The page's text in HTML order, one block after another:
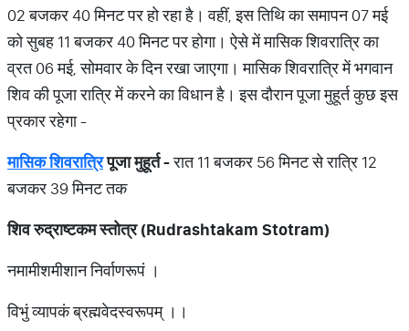
02 बजकर 40 मिनट पर हो रहा है। वहीं, इस तिथि का समापन 07 मई
को सुबह 11 बजकर 40 मिनट पर होगा। ऐसे में मासिक शिवरात्रि का
व्रत 06 मई, सोमवार के दिन रखा जाएगा। मासिक शिवरात्रि में भगवान
शिव की पूजा रात्रि में करने का विधान है। इस दौरान पूजा मुहूर्त कुछ इस
प्रकार रहेगा -
मासिकशिवरात्रिपूजामुहूर्त-रात 11 बजकर 56 मिनट से रात्रि 12
बजकर 39 मिनट तक
शिव रुद्राष्टकम स्तोत्र (Rudrashtakam Stotram)
नमामीशमीशान निर्वाणरूपं ।
विभुं व्यापकं ब्रह्मवेदस्वरूपम् ।।